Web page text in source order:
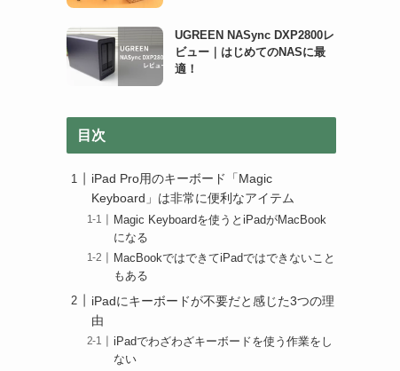
UGREEN NASync DXP2800レ
ビュー｜はじめてのNASに最
適！
目次
iPad Pro用のキーボード「Magic
Keyboard」は非常に便利なアイテム
Magic Keyboardを使うとiPadがMacBook
になる
MacBookではできてiPadではできないこと
もある
iPadにキーボードが不要だと感じた3つの理
由
iPadでわざわざキーボードを使う作業をし
ない